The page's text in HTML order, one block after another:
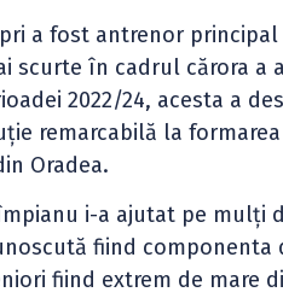
a fost antrenor
scurte în cadrul cărora a
2022/24, acesta a
remarcabilă la
Oradea.
i-a ajutat pe
fiind
fiind extrem de mare